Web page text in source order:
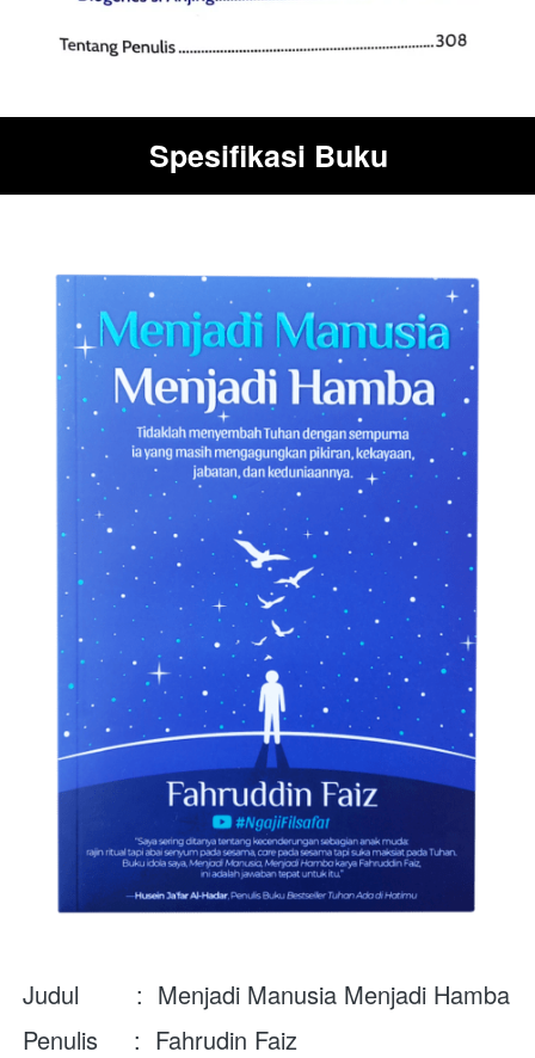
Spesifikasi Buku
Judul        :  Menjadi Manusia Menjadi Hamba
Penulis     :  Fahrudin Faiz